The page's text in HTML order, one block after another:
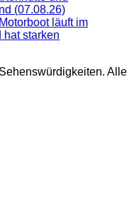
(07.08.26)
läuft im
hat starken
Alle